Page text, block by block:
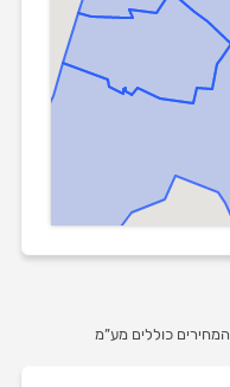
המחירים כוללים מע”מ